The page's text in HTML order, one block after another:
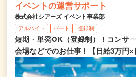
イベントの運営サポート
株式会社シアーズ イベント事業部
アルバイト パート 登録制
短期・単発OK（登録制）！コンサ
会場などでのお仕事！【日給3万円×